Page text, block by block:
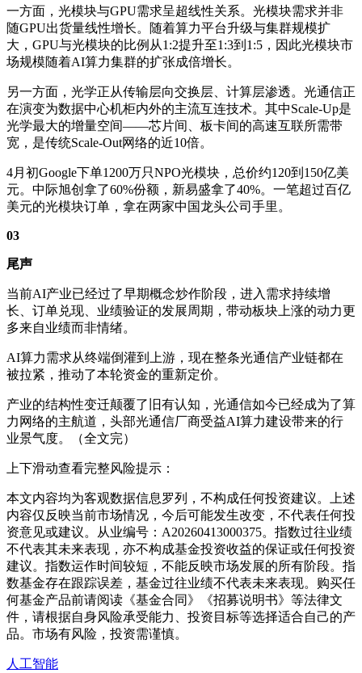
一方面，光模块与GPU需求呈超线性关系。光模块需求并非
随GPU出货量线性增长。随着算力平台升级与集群规模扩
大，GPU与光模块的比例从1:2提升至1:3到1:5，因此光模块市
场规模随着AI算力集群的扩张成倍增长。
另一方面，光学正从传输层向交换层、计算层渗透。光通信正
在演变为数据中心机柜内外的主流互连技术。其中Scale-Up是
光学最大的增量空间——芯片间、板卡间的高速互联所需带
宽，是传统Scale-Out网络的近10倍。
4月初Google下单1200万只NPO光模块，总价约120到150亿美
元。中际旭创拿了60%份额，新易盛拿了40%。一笔超过百亿
美元的光模块订单，拿在两家中国龙头公司手里。
03
尾声
当前AI产业已经过了早期概念炒作阶段，进入需求持续增
长、订单兑现、业绩验证的发展周期，带动板块上涨的动力更
多来自业绩而非情绪。
AI算力需求从终端倒灌到上游，现在整条光通信产业链都在
被拉紧，推动了本轮资金的重新定价。
产业的结构性变迁颠覆了旧有认知，光通信如今已经成为了算
力网络的主航道，头部光通信厂商受益AI算力建设带来的行
业景气度。（全文完）
上下滑动查看完整风险提示：
本文内容均为客观数据信息罗列，不构成任何投资建议。上述
内容仅反映当前市场情况，今后可能发生改变，不代表任何投
资意见或建议。从业编号：A20260413000375。指数过往业绩
不代表其未来表现，亦不构成基金投资收益的保证或任何投资
建议。指数运作时间较短，不能反映市场发展的所有阶段。指
数基金存在跟踪误差，基金过往业绩不代表未来表现。购买任
何基金产品前请阅读《基金合同》《招募说明书》等法律文
件，请根据自身风险承受能力、投资目标等选择适合自己的产
品。市场有风险，投资需谨慎。
人工智能